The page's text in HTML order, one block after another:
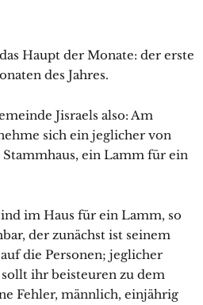
Haupt der Monate: der erste
des Jahres.
Jisraels also: Am
sich ein jeglicher von
ein Lamm für ein
im Haus für ein Lamm, so
der zunächst ist seinem
die Personen; jeglicher
sollt ihr beisteuren zu dem
Fehler, männlich, einjährig